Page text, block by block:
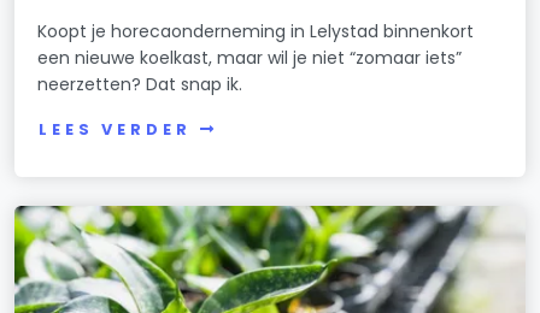
Koopt je horecaonderneming in Lelystad binnenkort
een nieuwe koelkast, maar wil je niet “zomaar iets”
neerzetten? Dat snap ik.
LEES VERDER